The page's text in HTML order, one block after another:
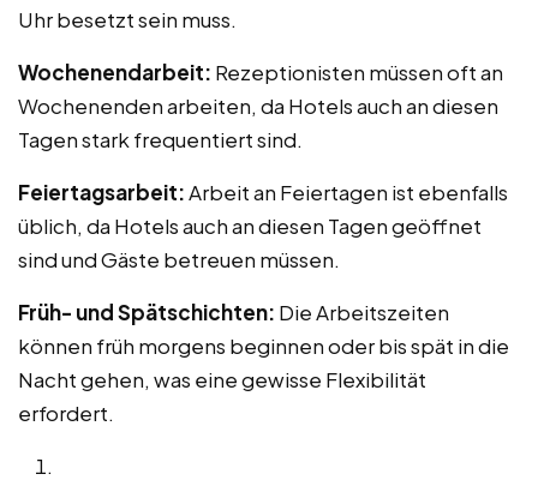
Uhr besetzt sein muss.
Wochenendarbeit: Rezeptionisten müssen oft an
Wochenenden arbeiten, da Hotels auch an diesen
Tagen stark frequentiert sind.
Feiertagsarbeit:Arbeit an Feiertagen ist ebenfalls
üblich, da Hotels auch an diesen Tagen geöffnet
sind und Gäste betreuen müssen.
Früh- und Spätschichten: Die Arbeitszeiten
können früh morgens beginnen oder bis spät in die
Nacht gehen, was eine gewisse Flexibilität
erfordert.